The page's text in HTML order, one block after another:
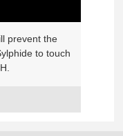
prevent the
to touch